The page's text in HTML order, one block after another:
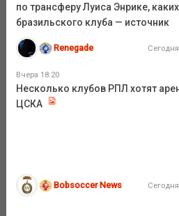
по трансферу Луиса Энрике,
бразильского клуба — источник
Renegade
Вчера 18:20
Несколько клубов РПЛ хотят
ЦСКА
Bobsoccer News